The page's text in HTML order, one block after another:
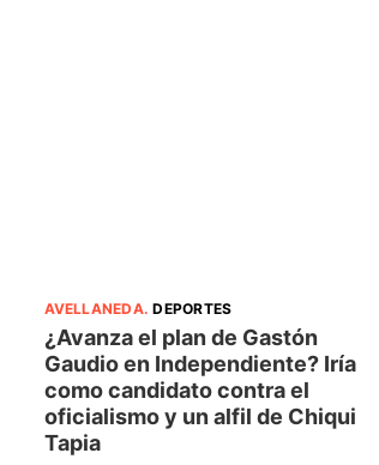
AVELLANEDA.DEPORTES
¿Avanza el plan de Gastón
Gaudio en Independiente? Iría
como candidato contra el
oficialismo y un alfil de Chiqui
Tapia